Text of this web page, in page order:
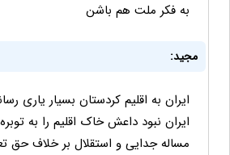
به فکر ملت هم باشن
مجید:
ایران به اقلیم کردستان بسیار یاری
ایران نبود داعش خاک اقلیم را به
مساله جدایی و استقلال بر خلاف حق